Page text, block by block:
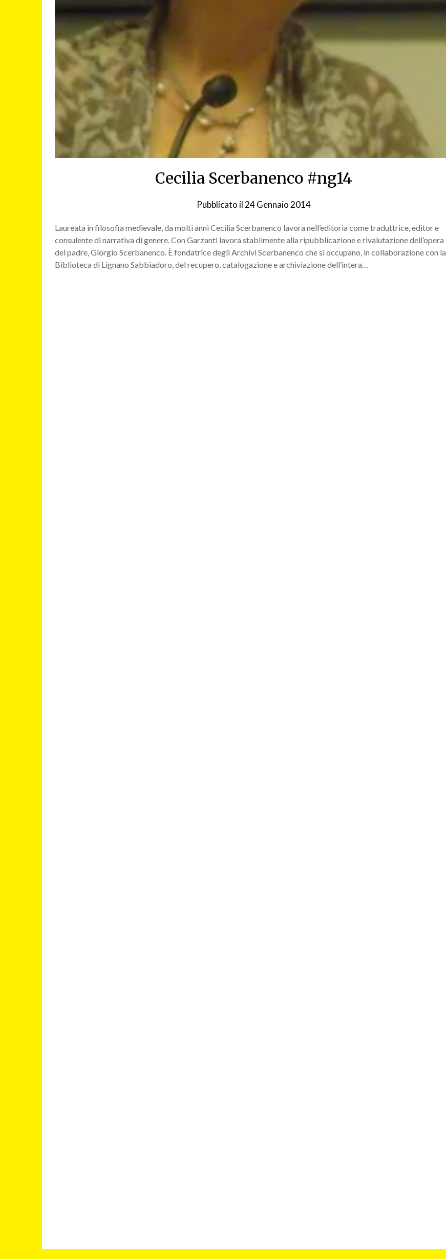
Cecilia Scerbanenco #ng14
Pubblicato il24 Gennaio 2014da
Laureata in filosofia medievale, da molti anni Cecilia Scerbanenco lavora nell’editoria come traduttrice, editor e
consulente di narrativa di genere. Con Garzanti lavora stabilmente alla ripubblicazione e rivalutazione dell’opera
del padre, Giorgio Scerbanenco. È fondatrice degli Archivi Scerbanenco che si occupano, in collaborazione con la
Biblioteca di Lignano Sabbiadoro, del recupero, catalogazione e archiviazione dell’intera…